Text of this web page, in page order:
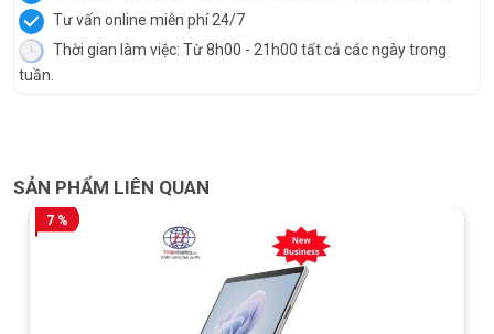
Tư vấn online miễn phí 24/7
Thời gian làm việc: Từ 8h00 - 21h00 tất cả các ngày trong
tuần.
SẢN PHẨM LIÊN QUAN
7 %